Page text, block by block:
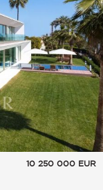
10 250 000 EUR